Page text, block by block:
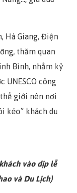
Hà Giang, Điện
thăm quan
Bình, nhằm kỷ
UNESCO công
giới nên nơi
kéo” khách du
vào dịp lễ
và Du Lịch)